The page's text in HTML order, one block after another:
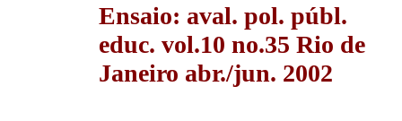
Ensaio: aval. pol. públ.
educ. vol.10 no.35 Rio de
Janeiro abr./jun. 2002